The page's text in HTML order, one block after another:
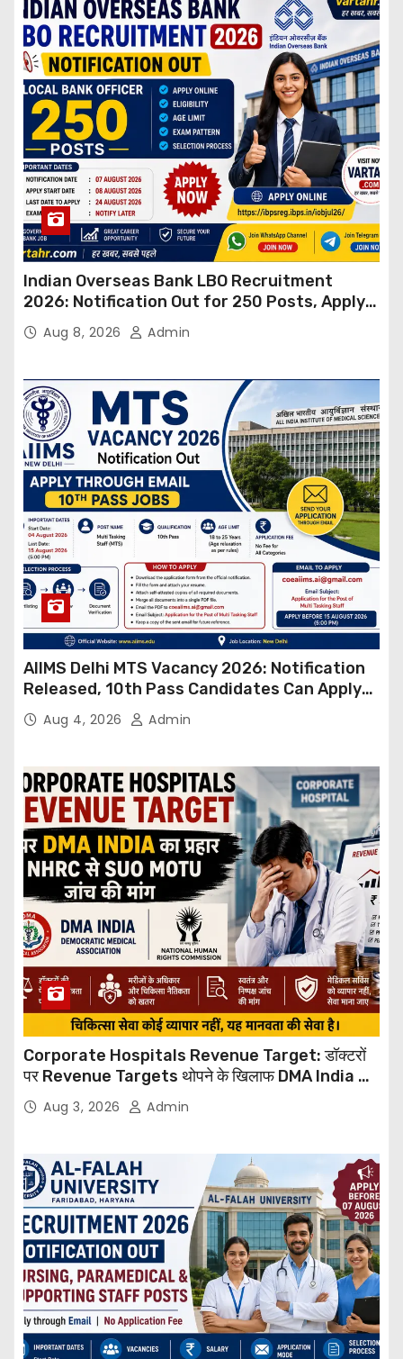
Indian Overseas Bank LBO Recruitment
2026: Notification Out for 250 Posts, Apply
OnlineAug 8, 2026 Admin
AIIMS Delhi MTS Vacancy 2026: Notification
Released, 10th Pass Candidates Can Apply
Through Email
Aug 4, 2026 Admin
Corporate Hospitals Revenue Target: डॉक्टरों
पर Revenue Targets थोपने के खिलाफ DMA India का
बड़ा कदम, NHRC से Suo Motu जांच की मांग
Aug 3, 2026 Admin